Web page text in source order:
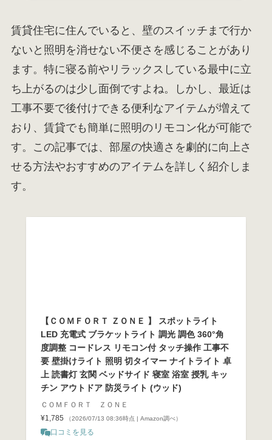
賃貸住宅に住んでいると、壁のスイッチまで行か
ないと照明を消せない不便さを感じることがあり
ます。特に寝る前やリラックスしている最中に立
ち上がるのは少し面倒ですよね。しかし、最近は
工事不要で後付けできる便利なアイテムが増えて
おり、賃貸でも簡単に照明のリモコン化が可能で
す。この記事では、部屋の快適さを劇的に向上さ
せる方法やおすすめのアイテムを詳しく紹介しま
す。
【ＣＯＭＦＯＲＴ ＺＯＮＥ 】 スポットライト
LED 充電式 ブラケットライト 調光 調色 360°角
度調整 コードレス リモコン付 タッチ操作 工事不
要 壁掛けライト 照明 切タイマー ナイトライト 卓
上 読書灯 玄関 ベッドサイド 寝室 浴室 授乳 キッ
チン アウトドア 防災ライト (ウッド)
ＣＯＭＦＯＲＴ ＺＯＮＥ
¥1,785
（2026/07/13 08:36時点 | Amazon調べ）
口コミを見る